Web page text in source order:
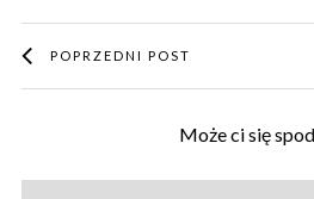
POPRZEDNI POST
Może ci się